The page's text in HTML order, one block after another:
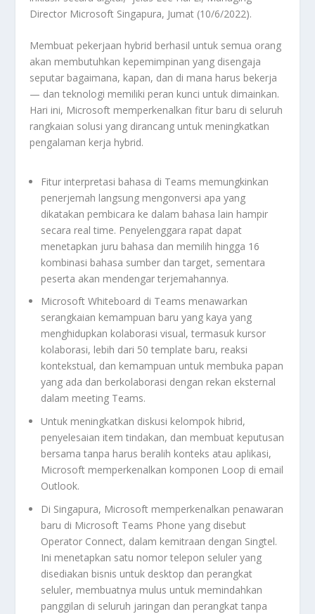
Director Microsoft Singapura, Jumat (10/6/2022).
Membuat pekerjaan hybrid berhasil untuk semua orang
akan membutuhkan kepemimpinan yang disengaja
seputar bagaimana, kapan, dan di mana harus bekerja
— dan teknologi memiliki peran kunci untuk dimainkan.
Hari ini, Microsoft memperkenalkan fitur baru di seluruh
rangkaian solusi yang dirancang untuk meningkatkan
pengalaman kerja hybrid.
Fitur interpretasi bahasa di Teams memungkinkan
penerjemah langsung mengonversi apa yang
dikatakan pembicara ke dalam bahasa lain hampir
secara real time. Penyelenggara rapat dapat
menetapkan juru bahasa dan memilih hingga 16
kombinasi bahasa sumber dan target, sementara
peserta akan mendengar terjemahannya.
Microsoft Whiteboard di Teams menawarkan
serangkaian kemampuan baru yang kaya yang
menghidupkan kolaborasi visual, termasuk kursor
kolaborasi, lebih dari 50 template baru, reaksi
kontekstual, dan kemampuan untuk membuka papan
yang ada dan berkolaborasi dengan rekan eksternal
dalam meeting Teams.
Untuk meningkatkan diskusi kelompok hibrid,
penyelesaian item tindakan, dan membuat keputusan
bersama tanpa harus beralih konteks atau aplikasi,
Microsoft memperkenalkan komponen Loop di email
Outlook.
Di Singapura, Microsoft memperkenalkan penawaran
baru di Microsoft Teams Phone yang disebut
Operator Connect, dalam kemitraan dengan Singtel.
Ini menetapkan satu nomor telepon seluler yang
disediakan bisnis untuk desktop dan perangkat
seluler, membuatnya mulus untuk memindahkan
panggilan di seluruh jaringan dan perangkat tanpa